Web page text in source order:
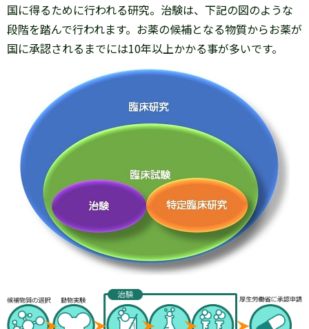
国に得るために行われる研究。治験は、下記の図のような
段階を踏んで行われます。お薬の候補となる物質からお薬が
国に承認されるまでには10年以上かかる事が多いです。